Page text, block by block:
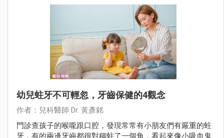
幼兒蛀牙不可輕忽，牙齒保健的4觀念
作者：兒科醫師 Dr. 黃彥銘
門診查孩子的喉嚨跟口腔，發現常常有小朋友們有嚴重的蛀
牙，有的兩邊牙齒都很對稱蛀了一個角，看起來像小吸血鬼